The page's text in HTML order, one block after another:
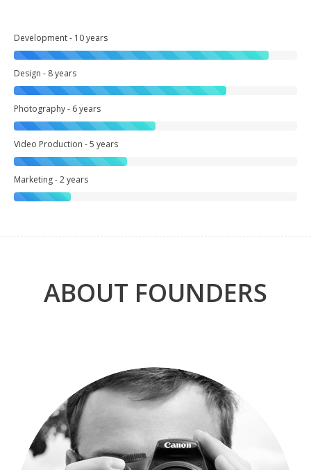
Development - 10 years
Design - 8 years
Photography - 6 years
Video Production - 5 years
Marketing - 2 years
ABOUT FOUNDERS